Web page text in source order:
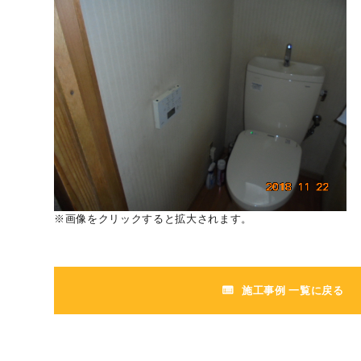
※画像をクリックすると拡大されます。
施工事例 一覧に戻る